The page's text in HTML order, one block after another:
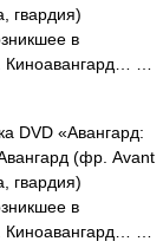
гвардия)
в
Киноавангард… …
DVD «Авангард:
(фр. Avant
гвардия)
в
Киноавангард… …